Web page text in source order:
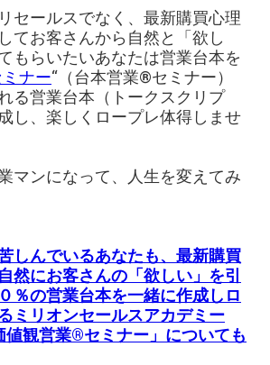
セールスでなく、最新購買心理
てお客さんから自然と「欲し
もらいたいあなたは営業台本を
ナー“（台本営業®︎セミナー）
る営業台本（トークスクリプ
し、楽しくロープレ体得しませ
マンになって、人生を変えてみ
しんでいるあなたも、最新購買
然にお客さんの「欲しい」を引
％の営業台本を一緒に作成しロ
ミリオンセールスアカデミー
観営業®︎セミナー」 についても